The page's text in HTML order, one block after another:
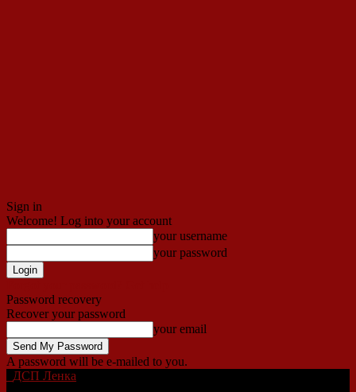
Sign in
Welcome! Log into your account
your username
your password
Password recovery
Recover your password
your email
A password will be e-mailed to you.
ДСП Ленка